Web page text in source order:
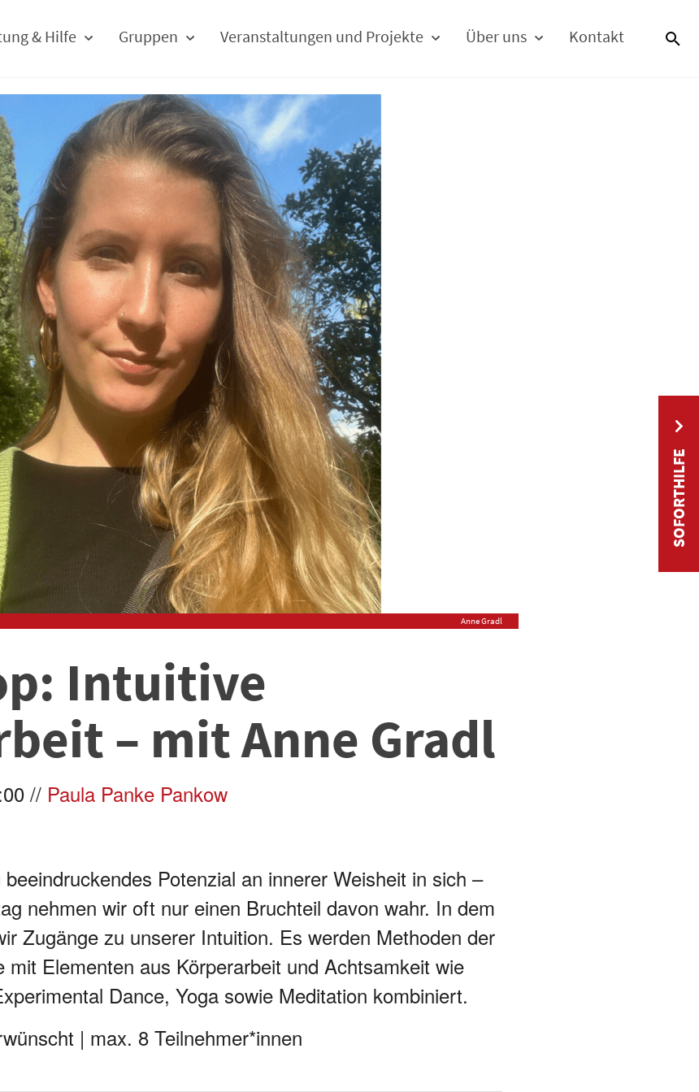
& Hilfe Gruppen Veranstaltungen und Projekte Über uns Kontakt
Anne Gradl
Intuitive
– mit Anne Gradl
// Paula Panke Pankow
Potenzial an innerer Weisheit in sich –
nehmen wir oft nur einen Bruchteil davon wahr. In dem
Zugänge zu unserer Intuition. Es werden Methoden der
mit Elementen aus Körperarbeit und Achtsamkeit wie
Dance, Yoga sowie Meditation kombiniert.
| max. 8 Teilnehmer*innen
SOFORTHILFE